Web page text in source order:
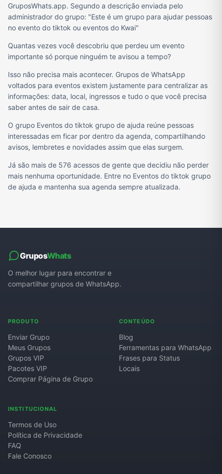
GruposWhats.app. Segundo a descrição enviada pelo
administrador do grupo: "Este é um grupo para ajudar pessoas
no evento do tiktok ou eventos do Kwai"
Quantas vezes você descobriu que perdeu um evento
importante só porque ninguém te avisou a tempo?
Isso não precisa mais acontecer. Grupos de WhatsApp
voltados para eventos existem justamente para centralizar as
informações: data, local, ingressos e tudo o que você precisa
saber antes de sair de casa.
O grupo Eventos do tiktok grupo de ajuda reúne pessoas
interessadas em ficar por dentro da agenda, compartilhando
avisos, lembretes e novidades assim que elas surgem.
Já são mais de 576 acessos de gente que decidiu não perder
mais nenhuma oportunidade. Entre no Eventos do tiktok grupo
de ajuda e mantenha sua agenda sempre atualizada.
GruposWhats
O melhor lugar para encontrar e
compartilhar grupos de WhatsApp.
PRODUTO
Enviar Grupo
Meus Grupos
Grupos VIP
Pacotes VIP
Comprar Página de Grupo
CONTEÚDO
Blog
Ferramentas para WhatsApp
Frases para Status
Locais
INSTITUCIONAL
Termos de Uso
Política de Privacidade
FAQ
Fale Conosco